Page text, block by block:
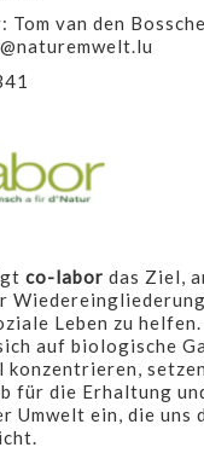
van den
co-labor das Ziel,
Leben zu
auf biologische
konzentrieren,
für die Erhaltung
Umwelt ein, die uns